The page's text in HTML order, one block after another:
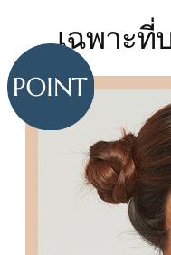
เฉพาะที่